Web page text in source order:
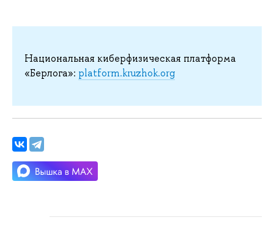
Национальная киберфизическая платформа
«Берлога»: platform.kruzhok.org